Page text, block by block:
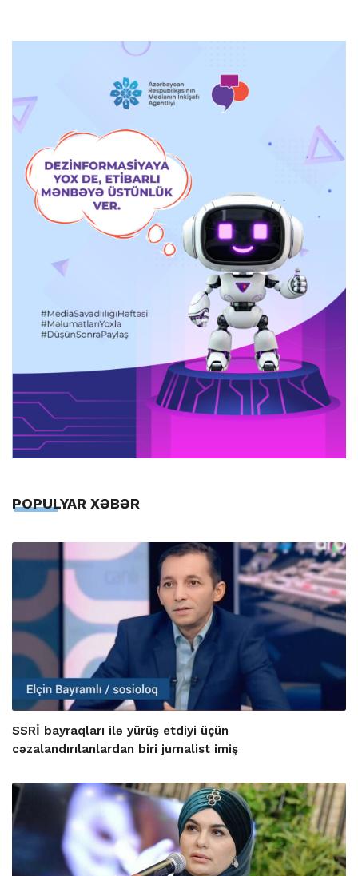
POPULYAR XƏBƏR
SSRİ bayraqları ilə yürüş etdiyi üçün
cəzalandırılanlardan biri jurnalist imiş